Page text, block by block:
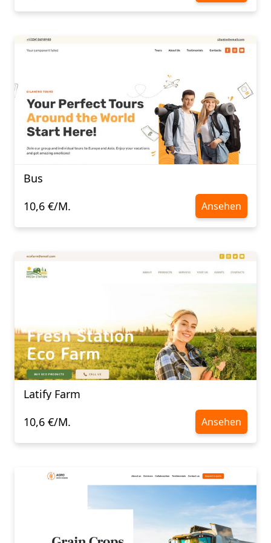
Bus
10,6 €/M.
Ansehen
Latify Farm
10,6 €/M.
Ansehen